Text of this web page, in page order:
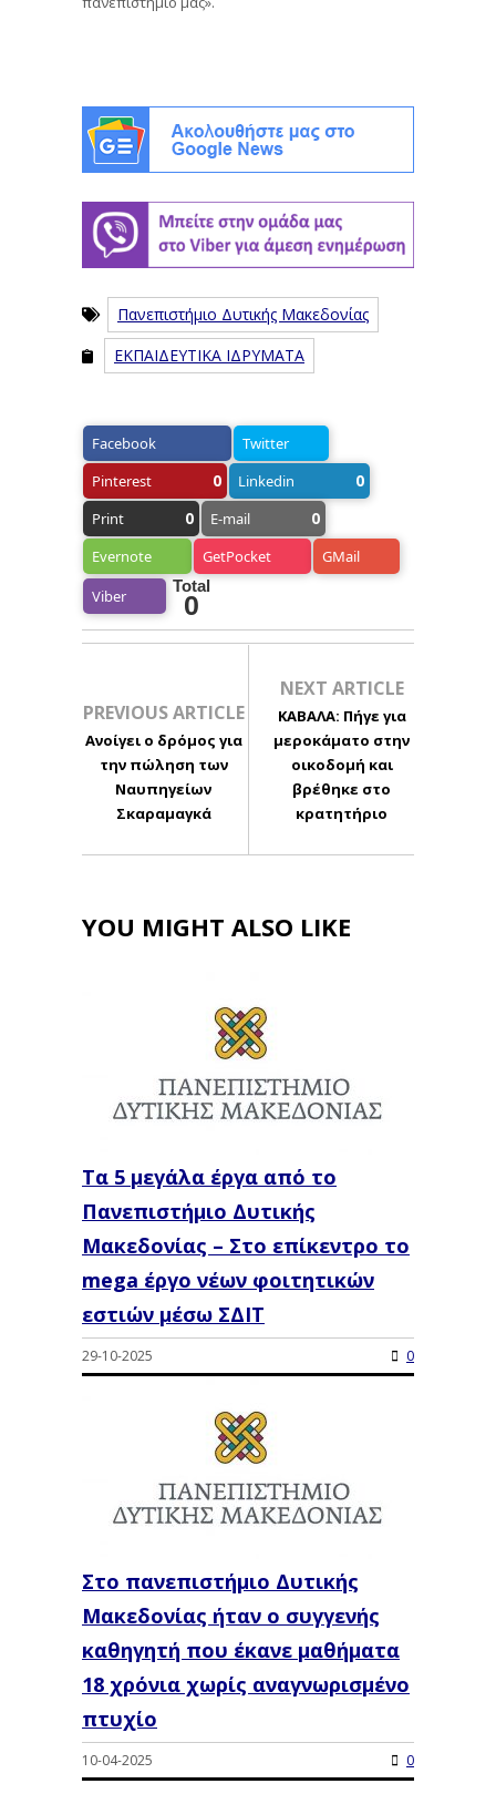
Πανεπιστήμιο Δυτικής Μακεδονίας
ΕΚΠΑΙΔΕΥΤΙΚΑ ΙΔΡΥΜΑΤΑ
Facebook
Twitter
Pinterest
0 Linkedin 0
Print 0 E-mail 0
Evernote GetPocket GMail
Viber
Total
0
PREVIOUS ARTICLE
Ανοίγει ο δρόμος για
την πώληση των
Ναυπηγείων
Σκαραμαγκά
NEXT ARTICLE
ΚΑΒΑΛΑ: Πήγε για
μεροκάματο στην
οικοδομή και
βρέθηκε στο
κρατητήριο
YOU MIGHT ALSO LIKE
Τα 5 μεγάλα έργα από το
Πανεπιστήμιο Δυτικής
Μακεδονίας – Στο επίκεντρο το
mega έργο νέων φοιτητικών
εστιών μέσω ΣΔΙΤ
29-10-2025 0
Στο πανεπιστήμιο Δυτικής
Μακεδονίας ήταν ο συγγενής
καθηγητή που έκανε μαθήματα
18 χρόνια χωρίς αναγνωρισμένο
πτυχίο
10-04-2025 0